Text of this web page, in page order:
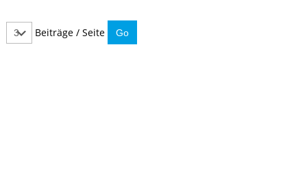
Beiträge / Seite